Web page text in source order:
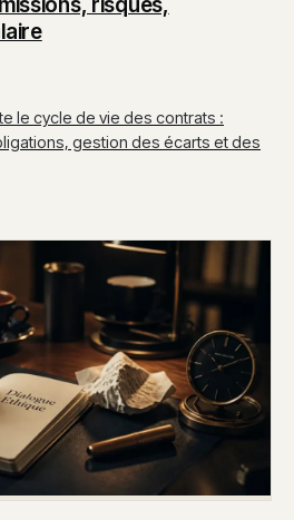
risques,
le cycle de vie des contrats :
gestion des écarts et des